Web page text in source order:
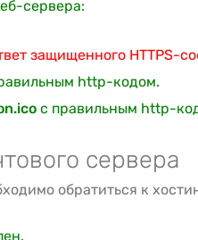
сервера:
защищенного HTTPS-
http-кодом.
с правильным http-
сервера
обратиться к